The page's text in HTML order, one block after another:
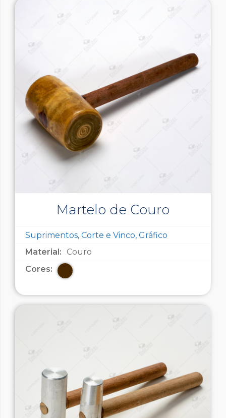
Martelo de Couro
Suprimentos, Corte e Vinco, Gráfico
Material:
Couro
Cores: